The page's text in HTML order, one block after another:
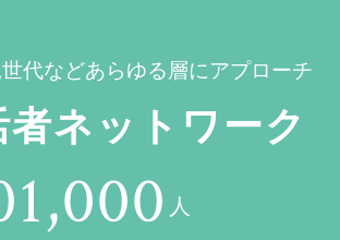
代などあらゆる層にアプローチ
ネットワーク
人